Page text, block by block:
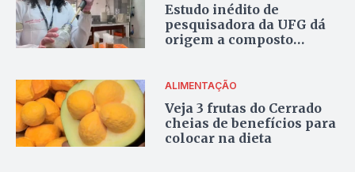
Estudo inédito de
pesquisadora da UFG dá
origem a composto
ALIMENTAÇÃO
Veja 3 frutas do Cerrado
cheias de benefícios para
colocar na dieta